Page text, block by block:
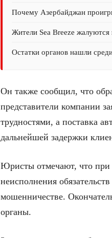
Почему Азербайджан
Жители Sea Breeze жалуются
Остатки органов нашли
Он также сообщил, что
представители компании
трудностями, а поставка
дальнейшей задержки
Юристы отмечают, что при
неисполнения
мошенничестве.
органы.